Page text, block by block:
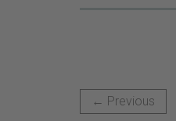
← Previous